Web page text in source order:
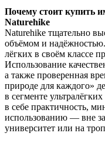
Почему стоит купить
Naturehike
Naturehike тщательно
объёмом и
лёгких в своём классе
Использование
а также проверенная
природе для каждого»
в сегменте
в себе практичность,
использованию — вне
университет или на